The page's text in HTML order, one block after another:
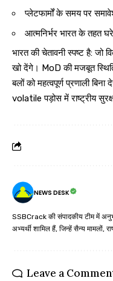
प्लेटफार्मों के समय पर
आत्मनिर्भर भारत के तहत
भारत की चेतावनी स्पष्ट है: जो
खो देंगे। MoD की मजबूत
बलों को महत्वपूर्ण प्रणाली
volatile पड़ोस में राष्ट्रीय
NEWS DESK
SSBCrack की संपादकीय टीम में
अभ्यर्थी शामिल हैं, जिन्हें सैन्य मामलों,
Leave a